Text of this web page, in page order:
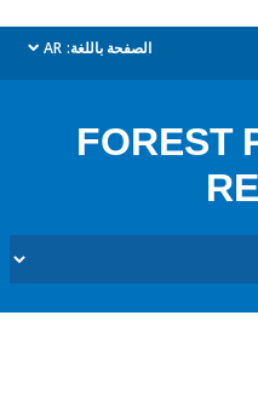
الصفحة باللغة: AR
dropdown